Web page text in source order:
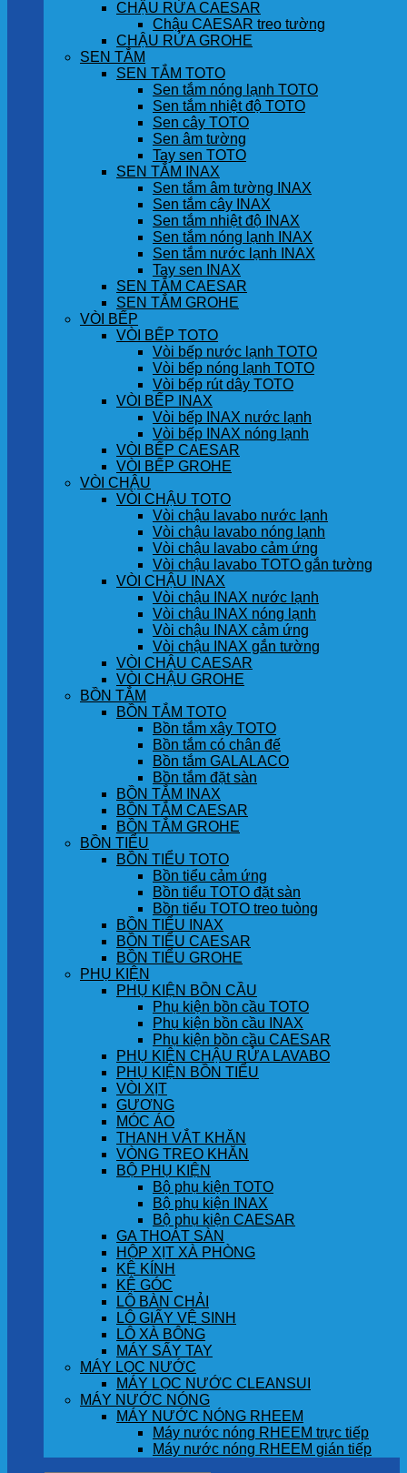
CHẬU RỬA CAESAR
Chậu CAESAR treo tường
CHẬU RỬA GROHE
SEN TẮM
SEN TẮM TOTO
Sen tắm nóng lạnh TOTO
Sen tắm nhiệt độ TOTO
Sen cây TOTO
Sen âm tường
Tay sen TOTO
SEN TẮM INAX
Sen tắm âm tường INAX
Sen tắm cây INAX
Sen tắm nhiệt độ INAX
Sen tắm nóng lạnh INAX
Sen tắm nước lạnh INAX
Tay sen INAX
SEN TẮM CAESAR
SEN TẮM GROHE
VÒI BẾP
VÒI BẾP TOTO
Vòi bếp nước lạnh TOTO
Vòi bếp nóng lạnh TOTO
Vòi bếp rút dây TOTO
VÒI BẾP INAX
Vòi bếp INAX nước lạnh
Vòi bếp INAX nóng lạnh
VÒI BẾP CAESAR
VÒI BẾP GROHE
VÒI CHẬU
VÒI CHẬU TOTO
Vòi chậu lavabo nước lạnh
Vòi chậu lavabo nóng lạnh
Vòi chậu lavabo cảm ứng
Vòi chậu lavabo TOTO gắn tường
VÒI CHẬU INAX
Vòi chậu INAX nước lạnh
Vòi chậu INAX nóng lạnh
Vòi chậu INAX cảm ứng
Vòi chậu INAX gắn tường
VÒI CHẬU CAESAR
VÒI CHẬU GROHE
BỒN TẮM
BỒN TẮM TOTO
Bồn tắm xây TOTO
Bồn tắm có chân đế
Bồn tắm GALALACO
Bồn tắm đặt sàn
BỒN TẮM INAX
BỒN TẮM CAESAR
BỒN TẮM GROHE
BỒN TIỂU
BỒN TIỂU TOTO
Bồn tiểu cảm ứng
Bồn tiểu TOTO đặt sàn
Bồn tiểu TOTO treo tuòng
BỒN TIỂU INAX
BỒN TIỂU CAESAR
BỒN TIỂU GROHE
PHỤ KIỆN
PHỤ KIỆN BỒN CẦU
Phụ kiện bồn cầu TOTO
Phụ kiện bồn cầu INAX
Phụ kiện bồn cầu CAESAR
PHỤ KIỆN CHẬU RỬA LAVABO
PHỤ KIỆN BỒN TIỂU
VÒI XỊT
GƯƠNG
MÓC ÁO
THANH VẮT KHĂN
VÒNG TREO KHĂN
BỘ PHỤ KIỆN
Bộ phụ kiện TOTO
Bộ phụ kiện INAX
Bộ phụ kiện CAESAR
GA THOÁT SÀN
HỘP XỊT XÀ PHÒNG
KỆ KÍNH
KỆ GÓC
LÔ BÀN CHẢI
LÔ GIẤY VỆ SINH
LÔ XÀ BÔNG
MÁY SẤY TAY
MÁY LỌC NƯỚC
MÁY LỌC NƯỚC CLEANSUI
MÁY NƯỚC NÓNG
MÁY NƯỚC NÓNG RHEEM
Máy nước nóng RHEEM trực tiếp
Máy nước nóng RHEEM gián tiếp